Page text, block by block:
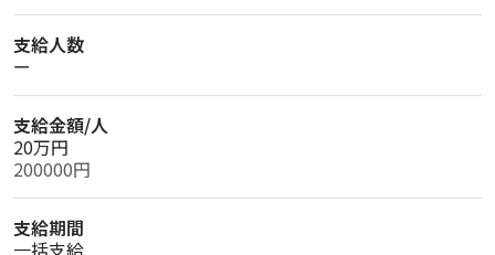
支給人数
ー
支給金額/人
20万円
200000円
支給期間
一括支給